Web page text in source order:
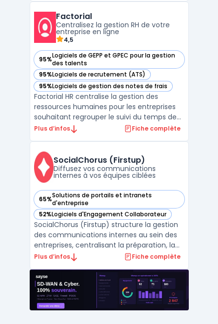
que les SIRH - Systèmes d'Informa ...
Factorial
Centralisez la gestion RH de votre
entreprise en ligne
4,5
95%Logiciels de GEPP et GPEC pour la gestion
des talents
— voir Factorial dans cette catégorie
95%Logiciels de recrutement (ATS)
— voir Factorial dans cette catégorie
95%Logiciels de gestion des notes de frais
— voir Factorial dans cette catégorie
Factorial HR centralise la gestion des
ressources humaines pour les entreprises
souhaitant regrouper le suivi du temps de
travail, des absences, de la paie, du
l'accès aux dossiers des collaborateurs, la
gestion docum ...
Plus d’infos Fiche complète
SocialChorus (Firstup)
Diffusez vos communications
internes à vos équipes ciblées
65%Solutions de portails et intranets
d'entreprise
— voir SocialChorus (Firstup) dans cette catégorie
52%Logiciels d'Engagement Collaborateur
— voir SocialChorus (Firstup) dans cette catégorie
SocialChorus (Firstup) structure la gestion
des communications internes au sein des
entreprises, centralisant la préparation, la
création ainsi que la mesure des contenus
répond aux exigences des grandes
organisations en quête d’un système
permettant de pil ...
Plus d’infos Fiche complète